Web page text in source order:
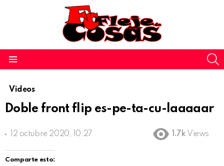
Videos
Doble front flip es-pe-ta-cu-laaaaar
12 octubre 2020, 10:27 1.7k Views
Comparte esto: